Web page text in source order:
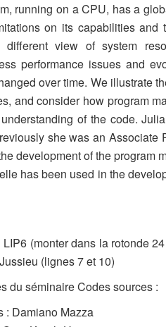
running on a CPU, has a
on its capabilities and
view of system
performance issues and
over time. We illustrate
and consider how program
of the code.
she was an Associate
development of the program
has been used in the
(monter dans la rotonde
(lignes 7 et 10)
du séminaire Codes sources :
: Damiano Mazza